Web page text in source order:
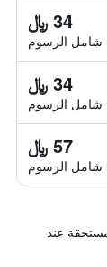
34 ﷼
شامل الرسوم
34 ﷼
شامل الرسوم
57 ﷼
شامل الرسوم
عند